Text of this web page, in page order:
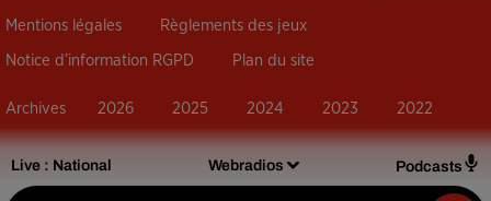
Live : National Webradios Podcasts
Mentions légales Règlements des jeux
Notice d’information RGPD Plan du site
Archives 2026 2025 2024 2023 2022